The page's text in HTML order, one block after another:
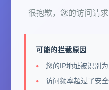
很抱歉，您的访问请
可能的拦截原因
您的IP地址被识别
访问频率超过了安